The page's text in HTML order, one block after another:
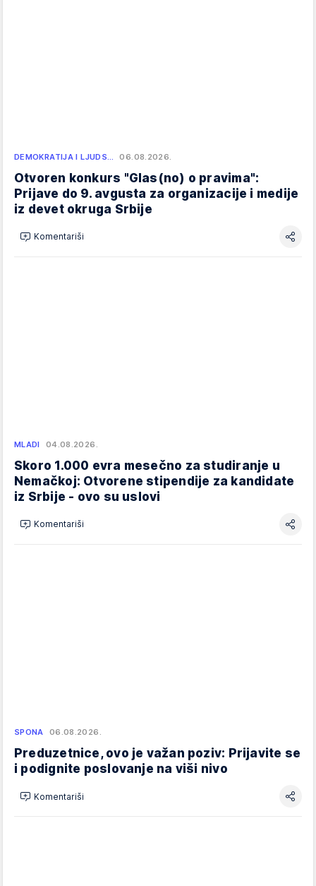
DEMOKRATIJA I LJUDS… 06.08.2026.
Otvoren konkurs "Glas(no) o pravima":
Prijave do 9. avgusta za organizacije i medije
iz devet okruga Srbije
Komentariši
MLADI 04.08.2026.
Skoro 1.000 evra mesečno za studiranje u
Nemačkoj: Otvorene stipendije za kandidate
iz Srbije - ovo su uslovi
Komentariši
SPONA 06.08.2026.
Preduzetnice, ovo je važan poziv: Prijavite se
i podignite poslovanje na viši nivo
Komentariši